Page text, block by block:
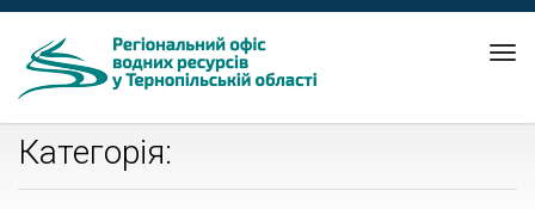
Категорія: